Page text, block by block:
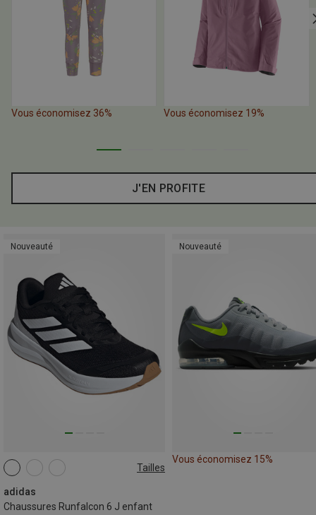
Vous économisez 36% Vous économisez 19%
J'EN PROFITE
Nouveauté
Tailles
adidas
Chaussures Runfalcon 6 J enfant
Nouveauté
Vous économisez 15%